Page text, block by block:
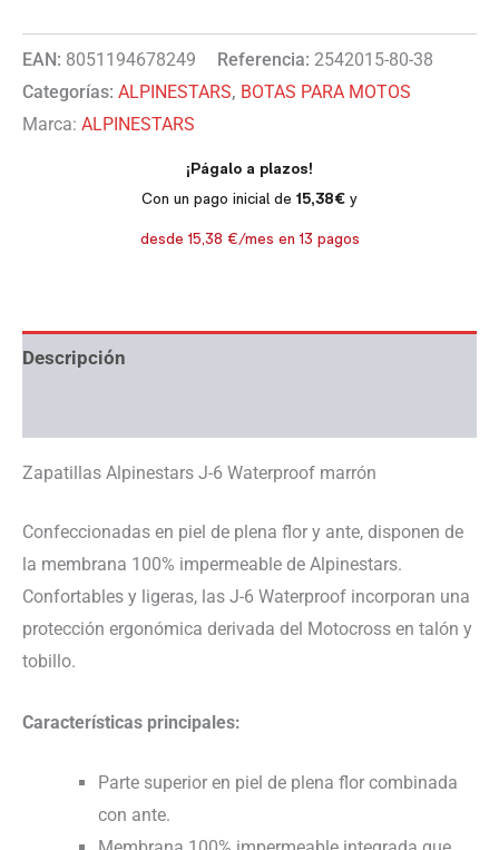
EAN: 8051194678249 Referencia: 2542015-80-38
Categorías: ALPINESTARS, BOTAS PARA MOTOS
Marca: ALPINESTARS
Descripción
Zapatillas Alpinestars J-6 Waterproof marrón
Confeccionadas en piel de plena flor y ante, disponen de
la membrana 100% impermeable de Alpinestars.
Confortables y ligeras, las J-6 Waterproof incorporan una
protección ergonómica derivada del Motocross en talón y
tobillo.
Características principales:
Parte superior en piel de plena flor combinada
con ante.